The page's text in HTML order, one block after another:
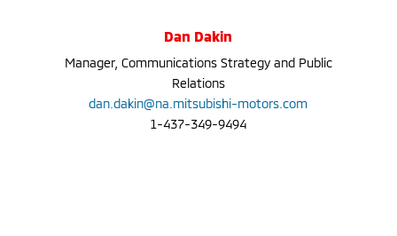
Dan Dakin
Manager, Communications Strategy and Public
Relations
dan.dakin@na.mitsubishi-motors.com
1-437-349-9494